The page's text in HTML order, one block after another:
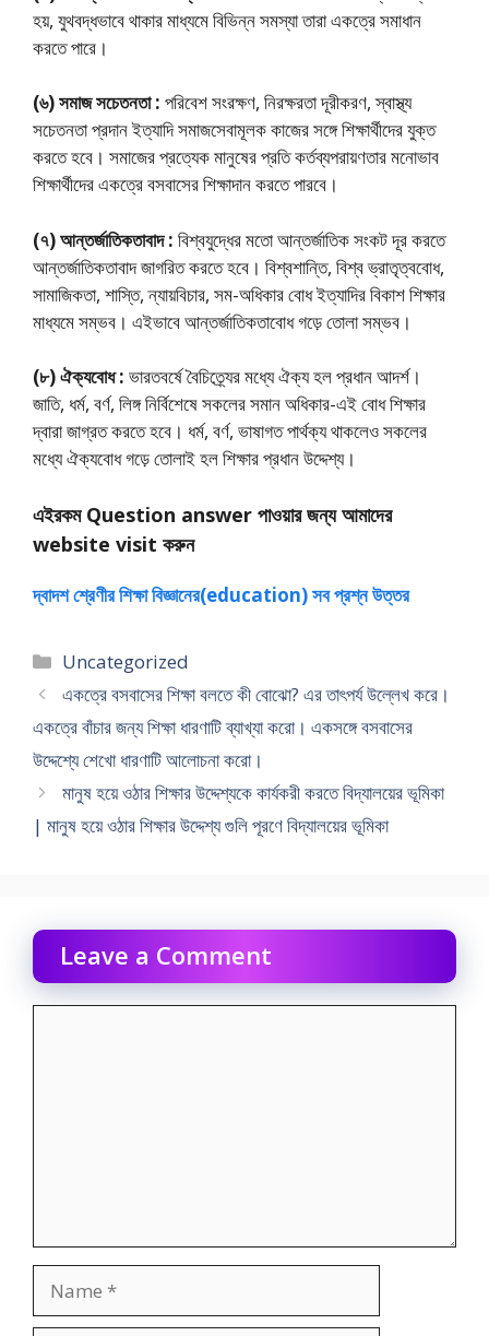
হয়, যুথবদ্ধভাবে থাকার মাধ্যমে বিভিন্ন সমস্যা তারা একত্রে সমাধান
করতে পারে।
(৬) সমাজ সচেতনতা : পরিবেশ সংরক্ষণ, নিরক্ষরতা দূরীকরণ, স্বাস্থ্য
সচেতনতা প্রদান ইত্যাদি সমাজসেবামূলক কাজের সঙ্গে শিক্ষার্থীদের যুক্ত
করতে হবে। সমাজের প্রত্যেক মানুষের প্রতি কর্তব্যপরায়ণতার মনােভাব
শিক্ষার্থীদের একত্রে বসবাসের শিক্ষাদান করতে পারবে।
(৭) আন্তর্জাতিকতাবাদ : বিশ্বযুদ্ধের মতাে আন্তর্জাতিক সংকট দূর করতে
আন্তর্জাতিকতাবাদ জাগরিত করতে হবে। বিশ্বশান্তি, বিশ্ব ভ্রাতৃত্ববােধ,
সামাজিকতা, শাস্তি, ন্যায়বিচার, সম-অধিকার বোধ ইত্যাদির বিকাশ শিক্ষার
মাধ্যমে সম্ভব। এইভাবে আন্তর্জাতিকতাবােধ গড়ে তােলা সম্ভব।
(৮) ঐক্যবোধ : ভারতবর্ষে বৈচিত্র্যের মধ্যে ঐক্য হল প্রধান আদর্শ।
জাতি, ধর্ম, বর্ণ, লিঙ্গ নির্বিশেষে সকলের সমান অধিকার-এই বােধ শিক্ষার
দ্বারা জাগ্রত করতে হবে। ধর্ম, বর্ণ, ভাষাগত পার্থক্য থাকলেও সকলের
মধ্যে ঐক্যবােধ গড়ে তােলাই হল শিক্ষার প্রধান উদ্দেশ্য।
এইরকম Question answer পাওয়ার জন্য আমাদের
website visit করুন
দ্বাদশ শ্রেণীর শিক্ষা বিজ্ঞানের(education) সব প্রশ্ন উত্তর
Categories
Uncategorized
একত্রে বসবাসের শিক্ষা বলতে কী বােঝাে? এর তাৎপর্য উল্লেখ করে।
একত্রে বাঁচার জন্য শিক্ষা ধারণাটি ব্যাখ্যা করাে। একসঙ্গে বসবাসের
উদ্দেশ্যে শেখাে ধারণাটি আলােচনা করাে।
মানুষ হয়ে ওঠার শিক্ষার উদ্দেশ্যকে কার্যকরী করতে বিদ্যালয়ের ভূমিকা
| মানুষ হয়ে ওঠার শিক্ষার উদ্দেশ্য গুলি পূরণে বিদ্যালয়ের ভূমিকা
Leave a Comment